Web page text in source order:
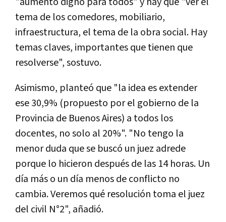
tema de los comedores, mobiliario,
infraestructura, el tema de la obra social. Hay
temas claves, importantes que tienen que
resolverse", sostuvo.
Asimismo, planteó que "la idea es extender
ese 30,9% (propuesto por el gobierno de la
Provincia de Buenos Aires) a todos los
docentes, no solo al 20%". "No tengo la
menor duda que se buscó un juez adrede
porque lo hicieron después de las 14 horas. Un
día más o un día menos de conflicto no
cambia. Veremos qué resolución toma el juez
del civil N°2", añadió.